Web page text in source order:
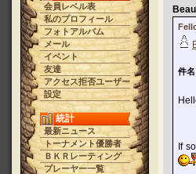
会員レベル表
私のプロフィール
フォトアルバム
メール
イベント
友達
アクセス拒否ユーザー
設定
統計
最新ニュース
トーナメント優勝者
ＢＫＲレーティング
プレーヤー一覧
件
If